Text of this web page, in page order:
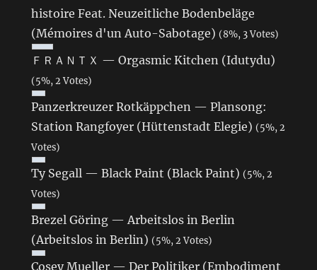
histoire Feat. Neuzeitliche Bodenbeläge
(Mémoires d'un Auto-Sabotage) (8%, 3 Votes)
ＦＲＡＮＴＸ — Orgasmic Kitchen (Idutydu)
(5%, 2 Votes)
Panzerkreuzer Rotkäppchen — Plansong:
Station Rangfoyer (Hüttenstadt Elegie) (5%, 2
Votes)
Ty Segall — Black Paint (Black Paint) (5%, 2
Votes)
Brezel Göring — Arbeitslos in Berlin
(Arbeitslos in Berlin) (5%, 2 Votes)
Cosey Mueller — Der Politiker (Embodiment